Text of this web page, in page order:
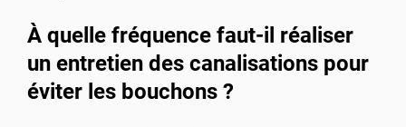
À quelle fréquence faut-il réaliser
un entretien des canalisations pour
éviter les bouchons ?